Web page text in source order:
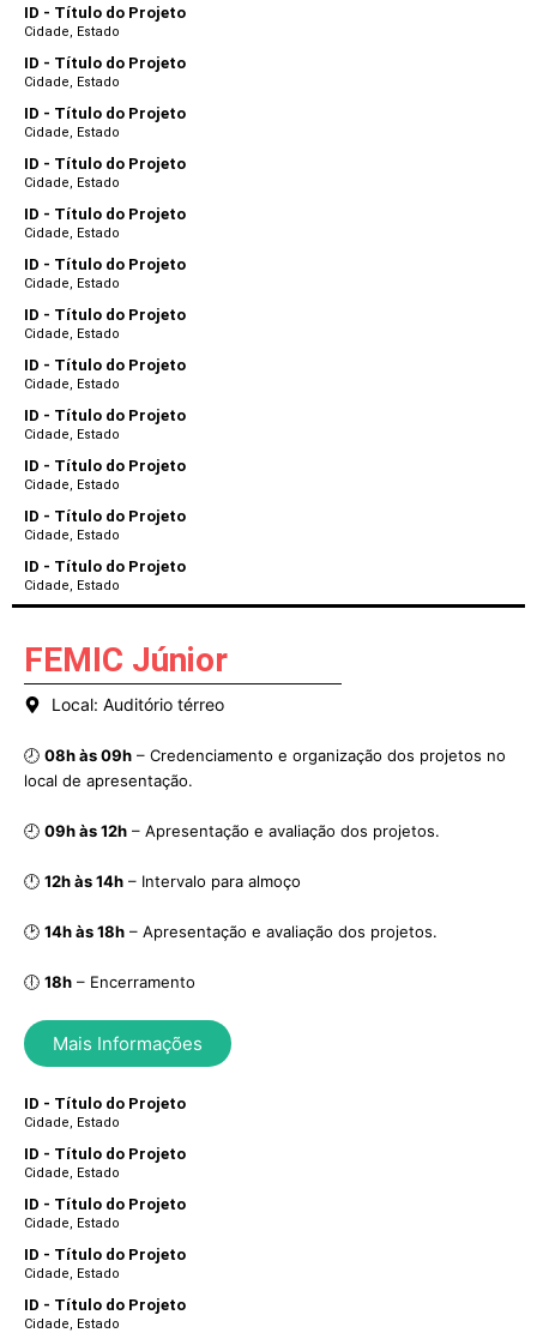
ID - Título do Projeto
Cidade, Estado
ID - Título do Projeto
Cidade, Estado
ID - Título do Projeto
Cidade, Estado
ID - Título do Projeto
Cidade, Estado
ID - Título do Projeto
Cidade, Estado
ID - Título do Projeto
Cidade, Estado
ID - Título do Projeto
Cidade, Estado
ID - Título do Projeto
Cidade, Estado
ID - Título do Projeto
Cidade, Estado
ID - Título do Projeto
Cidade, Estado
ID - Título do Projeto
Cidade, Estado
ID - Título do Projeto
Cidade, Estado
FEMIC Júnior
Local​: Auditório térreo
🕗 08h às 09h – Credenciamento e organização dos projetos no
local de apresentação.
🕘 09h às 12h – Apresentação e avaliação dos projetos.
🕛 12h às 14h – Intervalo para almoço
🕑 14h às 18h – Apresentação e avaliação dos projetos.
🕕 18h – Encerramento
Mais Informações
ID - Título do Projeto
Cidade, Estado
ID - Título do Projeto
Cidade, Estado
ID - Título do Projeto
Cidade, Estado
ID - Título do Projeto
Cidade, Estado
ID - Título do Projeto
Cidade, Estado